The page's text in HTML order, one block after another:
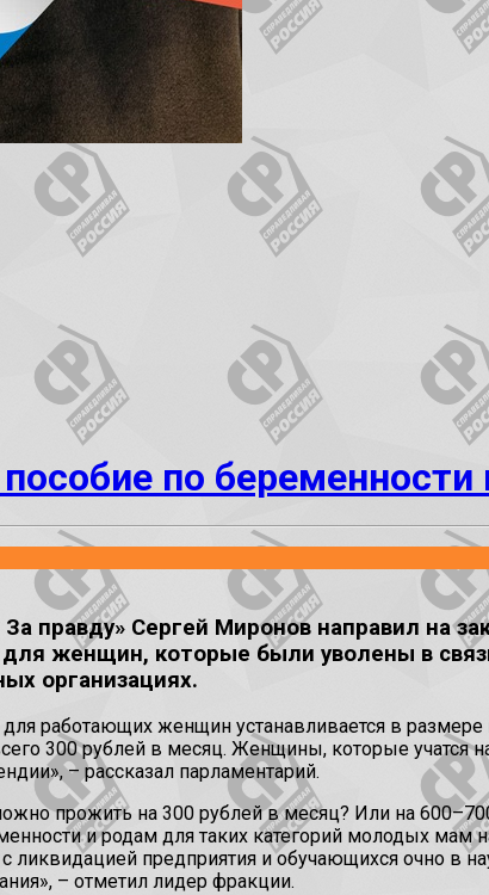
по беременности
правду» Сергей Миронов направил на
женщин, которые были уволены в
организациях.
работающих женщин устанавливается в
300 рублей в месяц. Женщины, которые учатся
– рассказал парламентарий.
прожить на 300 рублей в месяц? Или на
и родам для таких категорий молодых мам
предприятия и обучающихся очно в
– отметил лидер фракции.